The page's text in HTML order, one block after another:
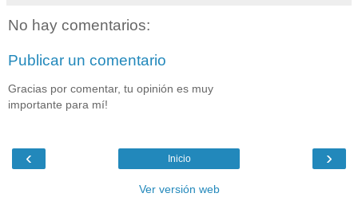
No hay comentarios:
Publicar un comentario
Gracias por comentar, tu opinión es muy
importante para mí!
‹ ›
Inicio
Ver versión web